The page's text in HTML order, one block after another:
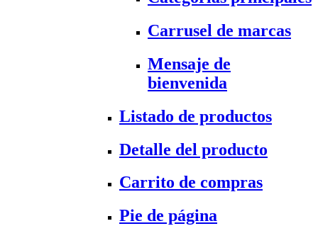
Carrusel de marcas
Mensaje de
bienvenida
Listado de productos
Detalle del producto
Carrito de compras
Pie de página